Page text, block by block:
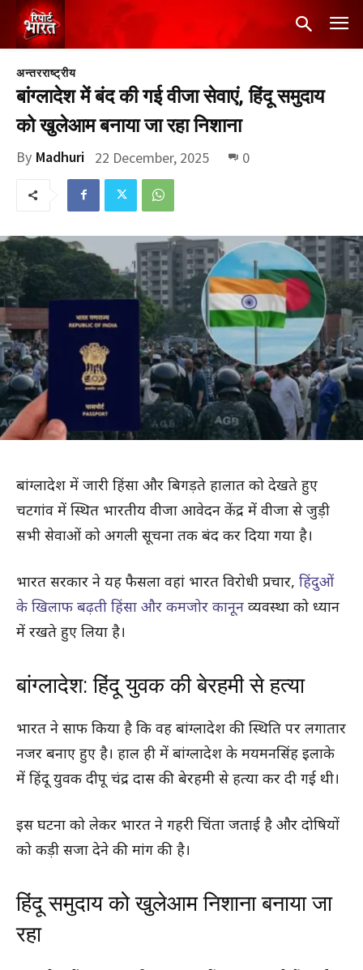
अन्तरराष्ट्रीय
बांग्लादेश में बंद की गई वीजा सेवाएं, हिंदू समुदाय
को खुलेआम बनाया जा रहा निशाना
By Madhuri 22 December, 2025 0
बांग्लादेश में जारी हिंसा और बिगड़ते हालात को देखते हुए
चटगांव में स्थित भारतीय वीजा आवेदन केंद्र में वीजा से जुड़ी
सभी सेवाओं को अगली सूचना तक बंद कर दिया गया है।
भारत सरकार ने यह फैसला वहां भारत विरोधी प्रचार, हिंदुओं
के खिलाफ बढ़ती हिंसा और कमजोर कानून व्यवस्था को ध्यान
में रखते हुए लिया है।
बांग्लादेश: हिंदू युवक की बेरहमी से हत्या
भारत ने साफ किया है कि वह बांग्लादेश की स्थिति पर लगातार
नजर बनाए हुए है। हाल ही में बांग्लादेश के मयमनसिंह इलाके
में हिंदू युवक दीपू चंद्र दास की बेरहमी से हत्या कर दी गई थी।
इस घटना को लेकर भारत ने गहरी चिंता जताई है और दोषियों
को कड़ी सजा देने की मांग की है।
हिंदू समुदाय को खुलेआम निशाना बनाया जा
रहा